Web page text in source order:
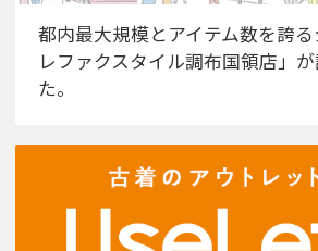
都内最大規模とアイテム数を誇
レファクスタイル調布国領店」
た。